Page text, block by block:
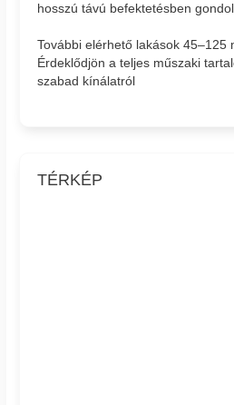
hosszú távú befektetésben
További elérhető lakások 45–125
Érdeklődjön a teljes műszaki
szabad kínálatról
TÉRKÉP